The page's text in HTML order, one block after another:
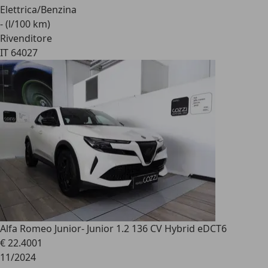
Elettrica/Benzina
- (l/100 km)
Rivenditore
IT 64027
Alfa Romeo Junior- Junior 1.2 136 CV Hybrid eDCT6
€ 22.4001
11/2024